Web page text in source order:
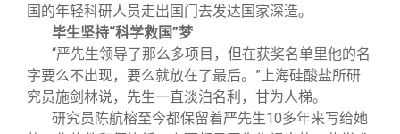
国的年轻科研人员走出国门去发达国家深造。
毕生坚持“科学救国”梦
“严先生领导了那么多项目，但在获奖名单里他的名
字要么不出现，要么就放在了最后。”上海硅酸盐所研
究员施剑林说，先生一直淡泊名利，甘为人梯。
研究员陈航榕至今都保留着严先生10多年来写给她